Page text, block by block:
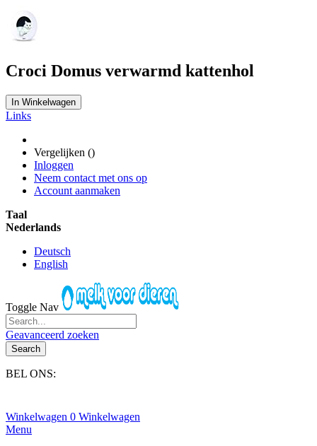
Croci Domus verwarmd kattenhol
In Winkelwagen
Links
Vergelijken ()
Inloggen
Neem contact met ons op
Account aanmaken
Taal
Nederlands
Deutsch
English
Toggle Nav
Geavanceerd zoeken
Search
BEL ONS:
Winkelwagen 0 Winkelwagen
Menu